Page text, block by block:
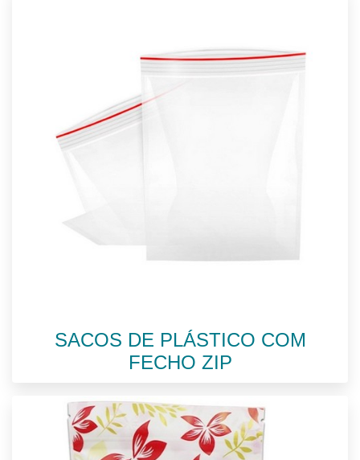
SACOS DE PLÁSTICO COM
FECHO ZIP